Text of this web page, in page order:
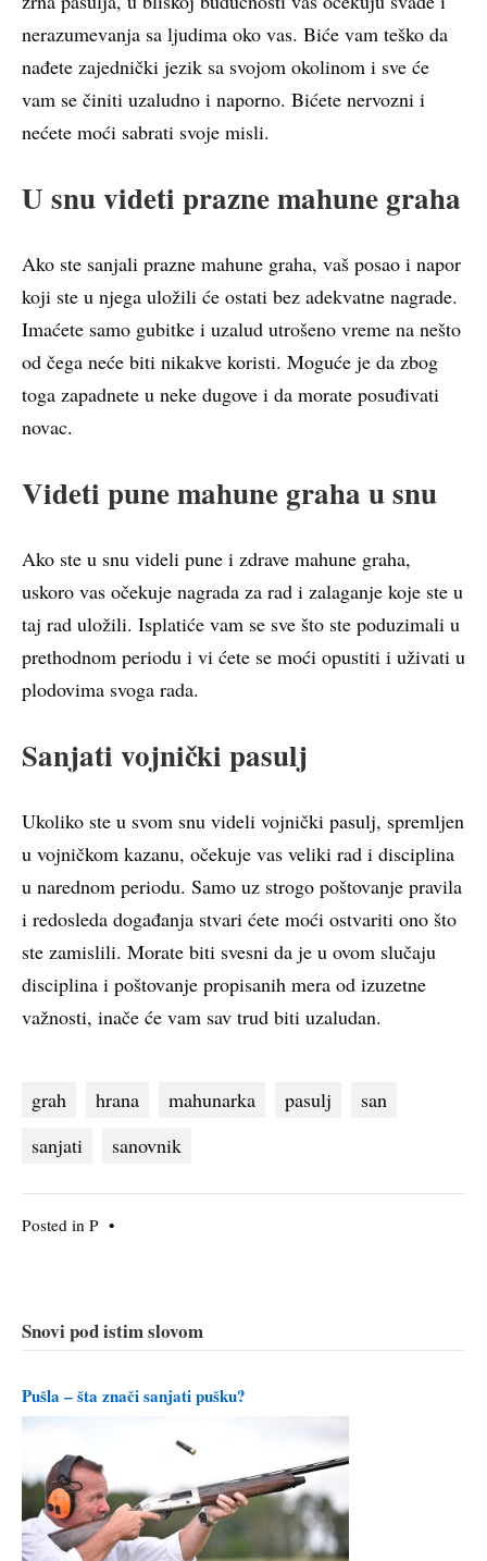
nerazumevanja sa ljudima oko vas. Biće vam teško da
nađete zajednički jezik sa svojom okolinom i sve će
vam se činiti uzaludno i naporno. Bićete nervozni i
nećete moći sabrati svoje misli.
U snu videti prazne mahune graha
Ako ste sanjali prazne mahune graha, vaš posao i napor
koji ste u njega uložili će ostati bez adekvatne nagrade.
Imaćete samo gubitke i uzalud utrošeno vreme na nešto
od čega neće biti nikakve koristi. Moguće je da zbog
toga zapadnete u neke dugove i da morate posuđivati
novac.
Videti pune mahune graha u snu
Ako ste u snu videli pune i zdrave mahune graha,
uskoro vas očekuje nagrada za rad i zalaganje koje ste u
taj rad uložili. Isplatiće vam se sve što ste poduzimali u
prethodnom periodu i vi ćete se moći opustiti i uživati u
plodovima svoga rada.
Sanjati vojnički pasulj
Ukoliko ste u svom snu videli vojnički pasulj, spremljen
u vojničkom kazanu, očekuje vas veliki rad i disciplina
u narednom periodu. Samo uz strogo poštovanje pravila
i redosleda događanja stvari ćete moći ostvariti ono što
ste zamislili. Morate biti svesni da je u ovom slučaju
disciplina i poštovanje propisanih mera od izuzetne
važnosti, inače će vam sav trud biti uzaludan.
grah hrana mahunarka pasulj
san
sanjati
sanovnik
Posted in P •
Snovi pod istim slovom
Pušla – šta znači sanjati pušku?